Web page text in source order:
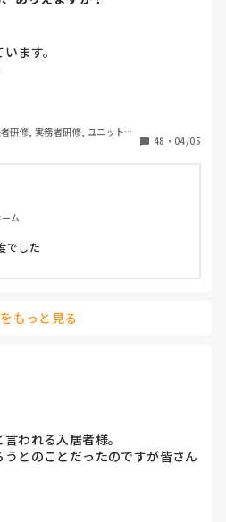
ます。
るため、今度1日に10人入れて
っ人つけるので5人入れて下さ
方ですよ。ありえますか？
研修, 実務者研修, ユニット型
48 ・ 04/05
ム
でした
もっと見る
われる入居者様。
とのことだったのですが皆さん
めあまり強く言えず…